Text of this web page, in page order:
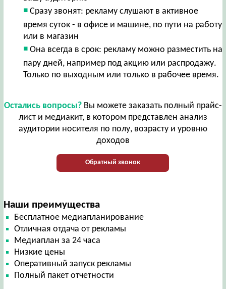
Сразу звонят: рекламу слушают в активное
время суток - в офисе и машине, по пути на работу
или в магазин
Она всегда в срок: рекламу можно разместить на
пару дней, например под акцию или распродажу.
Только по выходным или только в рабочее время.
Остались вопросы?Вы можете заказать полный прайс-
лист и медиакит, в котором представлен анализ
аудитории носителя по полу, возрасту и уровню
доходов
Обратный звонок
Наши преимущества
Бесплатное медиапланирование
Отличная отдача от рекламы
Медиаплан за 24 часа
Низкие цены
Оперативный запуск рекламы
Полный пакет отчетности